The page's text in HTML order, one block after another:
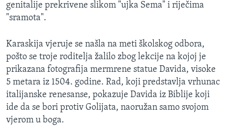
genitalije prekrivene slikom "ujka Sema" i riječima
"sramota".
Karaskija vjeruje se našla na meti školskog odbora,
pošto se troje roditelja žalilo zbog lekcije na kojoj je
prikazana fotografija mermrene statue Davida, visoke
5 metara iz 1504. godine. Rad, koji predstavlja vrhunac
italijanske renesanse, pokazuje Davida iz Biblije koji
ide da se bori protiv Golijata, naoružan samo svojom
vjerom u boga.